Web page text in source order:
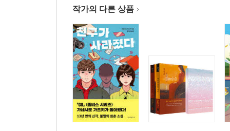
작가의 다른 상품